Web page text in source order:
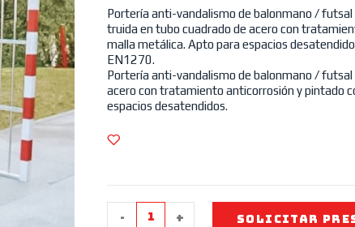
Portería anti-vandalismo de balonmano / futsal
truida en tubo cuadrado de acero con
malla metálica. Apto para espacios
EN1270.
Portería anti-vandalismo de balonmano /
acero con tratamiento anticorrosión y pintado
espacios desatendidos.
- + SOLICITAR